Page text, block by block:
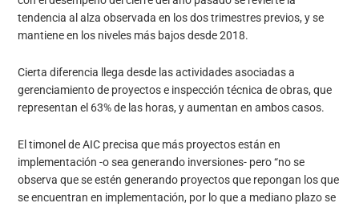
tendencia al alza observada en los dos trimestres previos, y se
mantiene en los niveles más bajos desde 2018.
Cierta diferencia llega desde las actividades asociadas a
gerenciamiento de proyectos e inspección técnica de obras, que
representan el 63% de las horas, y aumentan en ambos casos.
El timonel de AIC precisa que más proyectos están en
implementación -o sea generando inversiones- pero “no se
observa que se estén generando proyectos que repongan los que
se encuentran en implementación, por lo que a mediano plazo se